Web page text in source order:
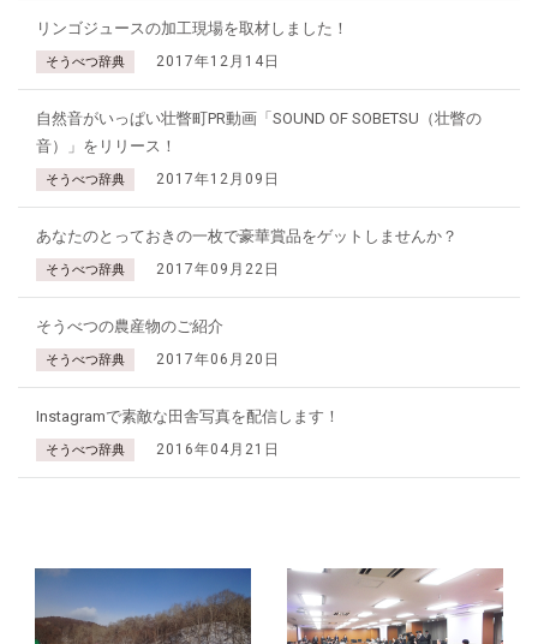
リンゴジュースの加工現場を取材しました！
そうべつ辞典 2017年12月14日
自然音がいっぱい壮瞥町PR動画「SOUND OF SOBETSU（壮瞥の
音）」をリリース！
そうべつ辞典 2017年12月09日
あなたのとっておきの一枚で豪華賞品をゲットしませんか？
そうべつ辞典 2017年09月22日
そうべつの農産物のご紹介
そうべつ辞典 2017年06月20日
Instagramで素敵な田舎写真を配信します！
そうべつ辞典 2016年04月21日